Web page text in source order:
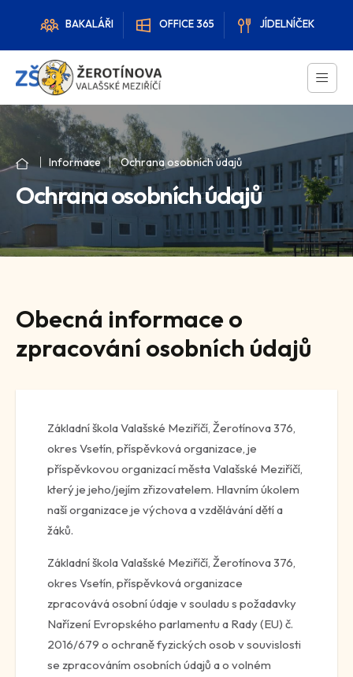
BAKALÁŘI OFFICE 365 JÍDELNÍČEK
Informace Ochrana osobních údajů
Ochrana osobních údajů
Obecná informace o
zpracování osobních údajů
Základní škola Valašské Meziříčí, Žerotínova 376,
okres Vsetín, příspěvková organizace, je
příspěvkovou organizací města Valašské Meziříčí,
který je jeho/jejím zřizovatelem. Hlavním úkolem
naší organizace je výchova a vzdělávání dětí a
žáků.
Základní škola Valašské Meziříčí, Žerotínova 376,
okres Vsetín, příspěvková organizace
zpracovává osobní údaje v souladu s požadavky
Nařízení Evropského parlamentu a Rady (EU) č.
2016/679 o ochraně fyzických osob v souvislosti
se zpracováním osobních údajů a o volném